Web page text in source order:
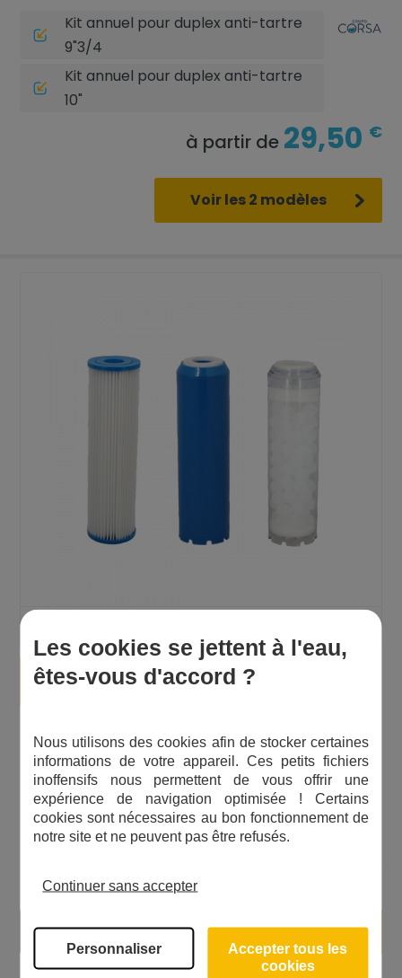
Kit annuel pour duplex anti-tartre
9"3/4
Kit annuel pour duplex anti-tartre
10"
à partir de 29,50 €
Voir les 2 modèles
Lot de cartouches pour triplex anti-
Multi-fonctions : anti-impuretés, tartre,
corrosion et chlore
Matériaux de qualité
Entretien facile
€
-
Ajouter au panier
Les cookies se jettent à l'eau,
êtes-vous d'accord ?
Nous utilisons des cookies afin de stocker certaines
informations de votre appareil. Ces petits fichiers
inoffensifs nous permettent de vous offrir une
expérience de navigation optimisée ! Certains
cookies sont nécessaires au bon fonctionnement de
notre site et ne peuvent pas être refusés.
Continuer sans accepter
Personnaliser
Accepter tous les
cookies